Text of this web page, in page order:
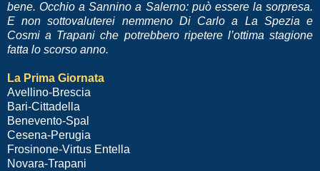
bene. Occhio a Sannino a Salerno: può essere la sorpresa.
E non sottovaluterei nemmeno Di Carlo a La Spezia e
Cosmi a Trapani che potrebbero ripetere l’ottima stagione
fatta lo scorso anno.
La Prima Giornata
Avellino-Brescia
Bari-Cittadella
Benevento-Spal
Cesena-Perugia
Frosinone-Virtus Entella
Novara-Trapani